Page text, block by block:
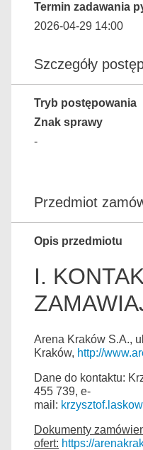
Termin zadawania
2026-04-29 14:00
Szczegóły
Tryb postępowania
Znak sprawy
-
Przedmiot
Opis przedmiotu
I.
Arena Kraków S.A.,
Kraków, http://
Dane do kontaktu:
455 739, e-
mail:
Dokumenty
ofert: https://